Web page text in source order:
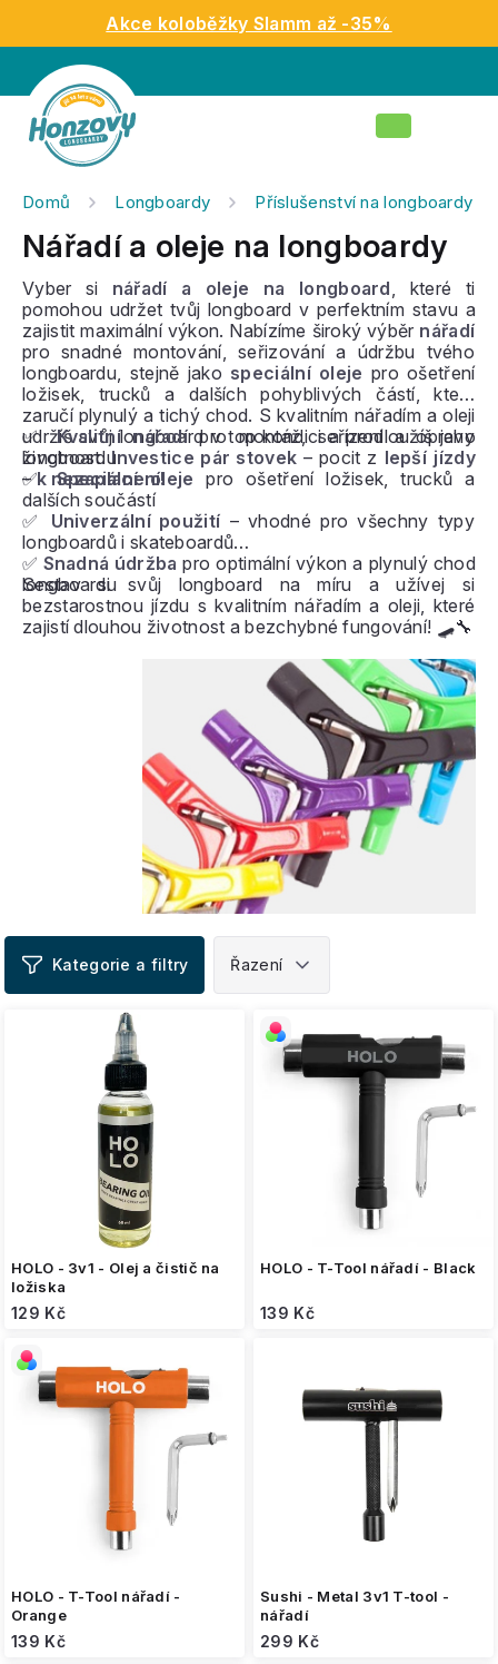
obsah
Akce koloběžky Slamm až -35%
Nákupní
Domů Longboardy Příslušenství na longboardy
Nářadí a oleje na longboardy
Vyber si nářadí a oleje na longboard, které ti
pomohou udržet tvůj longboard v perfektním stavu a
zajistit maximální výkon. Nabízíme široký výběr nářadí
pro snadné montování, seřizování a údržbu tvého
longboardu, stejně jako speciální oleje pro ošetření
ložisek, trucků a dalších pohyblivých částí, které
zaručí plynulý a tichý chod. S kvalitním nářadím a oleji
udržíš svůj longboard v top kondici a prodloužíš jeho
životnost.Investice pár stovek – pocit z lepší jízdy
–k nezaplacení!
✅Kvalitní nářadípro montáž, seřízení a opravy
longboardu
✅Speciální olejepro ošetření ložisek, trucků a
dalších součástí
✅ Univerzální použití – vhodné pro všechny typy
longboardů i skateboardů
✅ Snadná údržba pro optimální výkon a plynulý chod
longboardu
Sestav si svůj longboard na míru a užívej si
bezstarostnou jízdu s kvalitním nářadím a oleji, které
zajistí dlouhou životnost a bezchybné fungování! 🛹🔧
ý
p
HOLO - 3v1 - Olej a čistič na
ložiska
129 Kč
HOLO - T-Tool nářadí - Black
139 Kč
HOLO - T-Tool nářadí -
Orange
139 Kč
Sushi - Metal 3v1 T-tool -
nářadí
299 Kč